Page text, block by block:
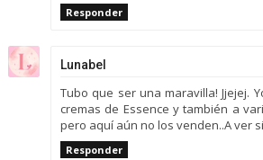
Responder
Lunabel
Tubo que ser una maravilla! Jjejej.
cremas de Essence y también a
pero aquí aún no los venden..A ver
Responder